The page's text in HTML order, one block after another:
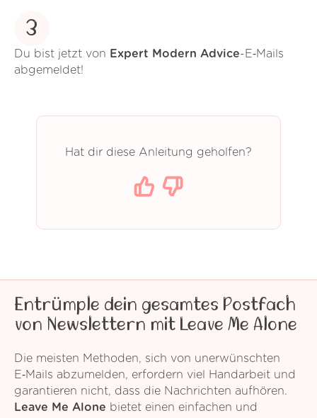
3
Du bist jetzt von Expert Modern Advice-E‑Mails
abgemeldet!
Hat dir diese Anleitung geholfen?
Entrümple dein gesamtes Postfach
von Newslettern mit Leave Me Alone
Die meisten Methoden, sich von unerwünschten
E‑Mails abzumelden, erfordern viel Handarbeit und
garantieren nicht, dass die Nachrichten aufhören.
Leave Me Alone bietet einen einfachen und